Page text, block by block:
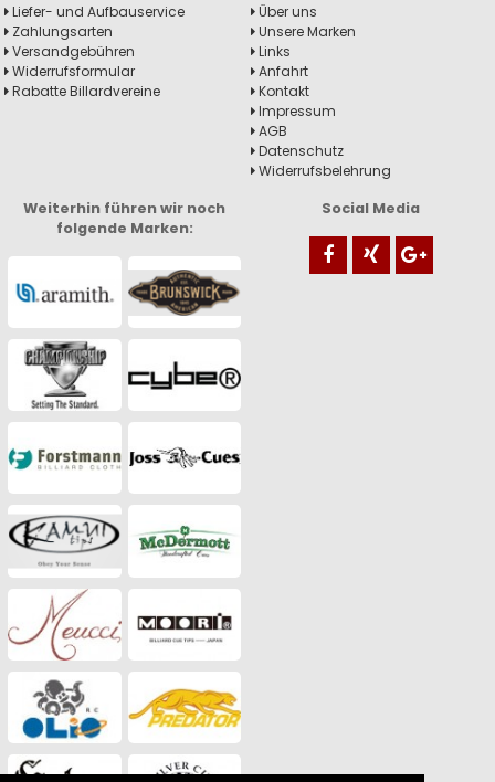
Liefer- und Aufbauservice
Zahlungsarten
Versandgebühren
Widerrufsformular
Rabatte Billardvereine
Über uns
Unsere Marken
Links
Anfahrt
Kontakt
Impressum
AGB
Datenschutz
Widerrufsbelehrung
Weiterhin führen wir noch
folgende Marken:
Social Media